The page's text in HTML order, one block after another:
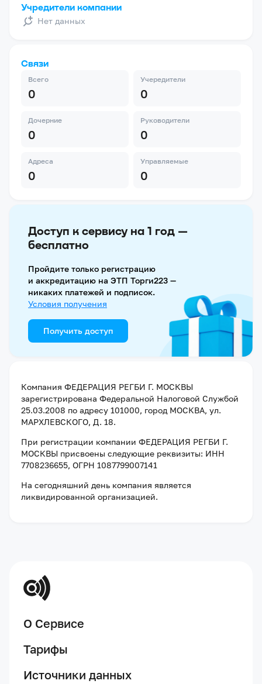
Учредители компании
Нет данных
Связи
Всего
0
Учередители
0
Дочерние
0
Руководители
0
Адреса
0
Управляемые
0
Доступ к сервису на 1 год —
бесплатно
Пройдите только регистрацию
и аккредитацию на ЭТП Торги223 —
никаких платежей и подписок.
Условия получения
Получить доступ
Компания ФЕДЕРАЦИЯ РЕГБИ Г. МОСКВЫ
зарегистрирована Федеральной Налоговой Службой
25.03.2008 по адресу 101000, город МОСКВА, ул.
МАРХЛЕВСКОГО, Д. 18.
При регистрации компании ФЕДЕРАЦИЯ РЕГБИ Г.
МОСКВЫ присвоены следующие реквизиты: ИНН
7708236655, ОГРН 1087799007141
На сегодняшний день компания является
ликвидированной организацией.
О Сервисе
Тарифы
Источники данных